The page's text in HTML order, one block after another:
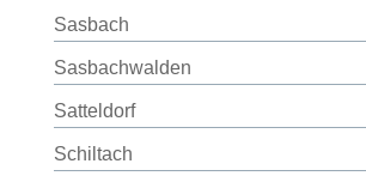
Sasbach
Sasbachwalden
Satteldorf
Schiltach